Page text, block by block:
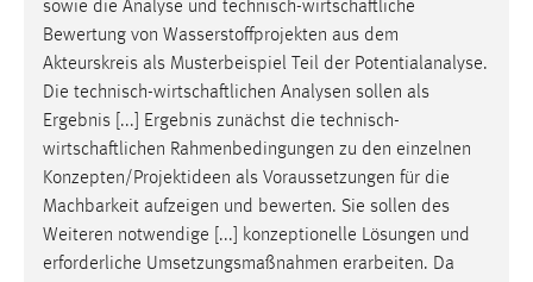
sowie die Analyse und technisch-wirtschaftliche
Bewertung von Wasserstoffprojekten aus dem
Akteurskreis als Musterbeispiel Teil der Potentialanalyse.
Die technisch-wirtschaftlichen Analysen sollen als
Ergebnis [...] Ergebnis zunächst die technisch-
wirtschaftlichen Rahmenbedingungen zu den einzelnen
Konzepten/Projektideen als Voraussetzungen für die
Machbarkeit aufzeigen und bewerten. Sie sollen des
Weiteren notwendige [...] konzeptionelle Lösungen und
erforderliche Umsetzungsmaßnahmen erarbeiten. Da